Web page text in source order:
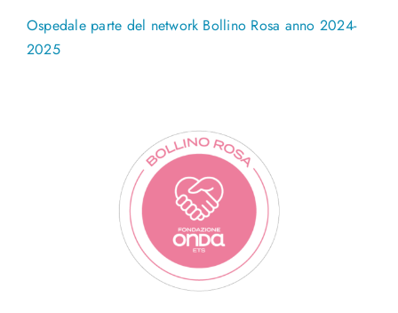
Ospedale parte del network Bollino Rosa anno 2024-
2025